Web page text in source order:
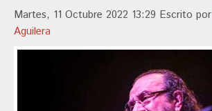
Martes, 11 Octubre 2022 13:29 Escrito por
Aguilera